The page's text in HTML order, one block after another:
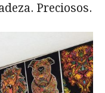
Preciosos.